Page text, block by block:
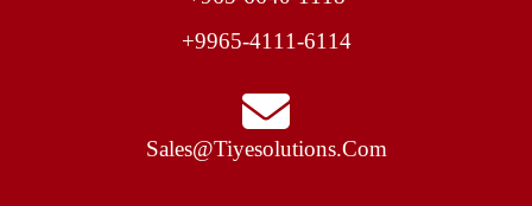
9965-4111-6114+
Sales@tiyesolutions.com